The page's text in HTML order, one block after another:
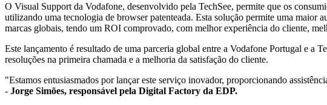
O Visual Support da Vodafone, desenvolvido pela TechSee, permite que os
utilizando uma tecnologia de browser patenteada. Esta solução permite uma maior
marcas globais, tendo um ROI comprovado, com melhor experiência do cliente,
Este lançamento é resultado de uma parceria global entre a Vodafone Portugal e
resoluções na primeira chamada e a melhoria da satisfação do cliente.
"Estamos entusiasmados por lançar este serviço inovador, proporcionando
- Jorge Simões, responsável pela Digital Factory da EDP.